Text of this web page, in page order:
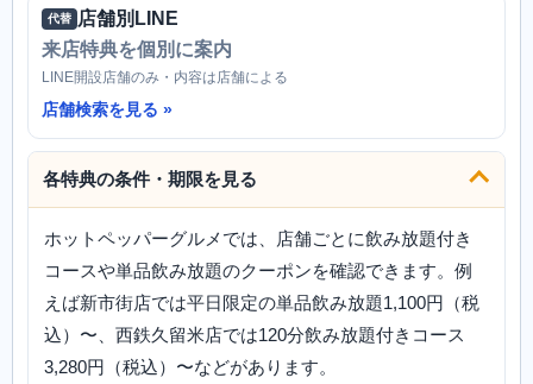
代替
店舗別LINE
来店特典を個別に案内
LINE開設店舗のみ・内容は店舗による
店舗検索を見る
各特典の条件・期限を見る
ホットペッパーグルメでは、店舗ごとに飲み放題付き
コースや単品飲み放題のクーポンを確認できます。例
えば新市街店では平日限定の単品飲み放題1,100円（税
込）〜、西鉄久留米店では120分飲み放題付きコース
3,280円（税込）〜などがあります。